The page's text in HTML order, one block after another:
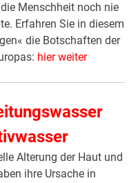
Menschheit noch nie
Erfahren Sie in diesem
die Botschaften der
hier weiter
Alterung der Haut und
ihre Ursache in